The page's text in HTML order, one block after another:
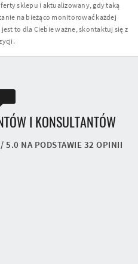
sklepu i aktualizowany, gdy taką
na bieżąco monitorować każdej
to dla Ciebie ważne, skontaktuj się z
I KONSULTANTÓW
/ 5.0 NA PODSTAWIE 32 OPINII